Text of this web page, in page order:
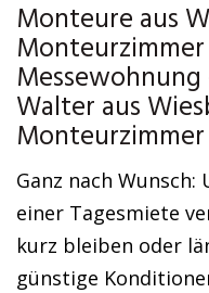
Monteure aus
Walter aus
Ganz nach
einer Tagesmiete
kurz bleiben oder
günstige